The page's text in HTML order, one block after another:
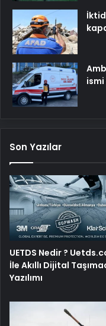
Son Yazılar
UETDS Nedir ?
İle Akıllı Dijital
Yazılımı